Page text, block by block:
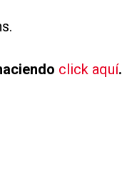
click aquí.